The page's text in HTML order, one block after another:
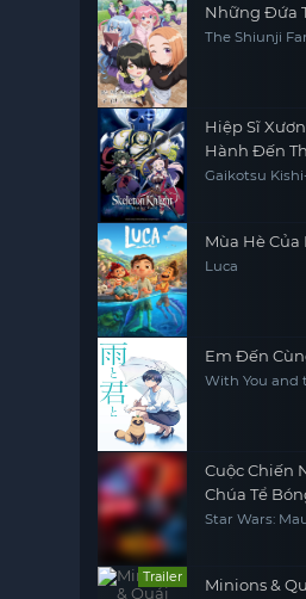
Những Đứa
The Shiunji
Hiệp Sĩ
Hành Đến
Gaikotsu
Mùa Hè Của
Luca
Em Đến
With You and
Cuộc Chiến
Chúa Tể
Star Wars:
Trailer Minions &